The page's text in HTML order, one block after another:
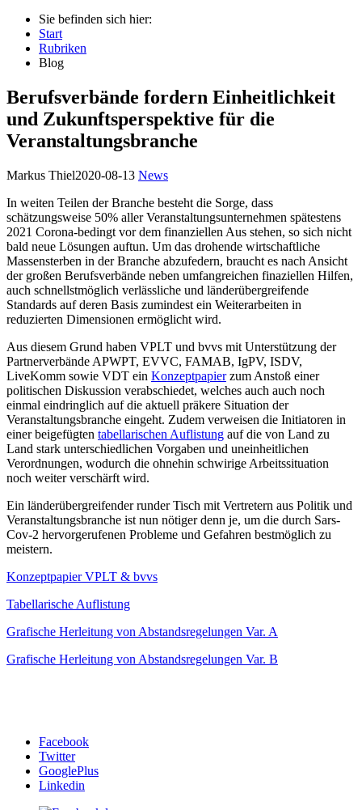
Sie befinden sich hier:
Start
Rubriken
Blog
Berufsverbände fordern Einheitlichkeit
und Zukunftsperspektive für die
Veranstaltungsbranche
Markus Thiel2020-08-13 News
In weiten Teilen der Branche besteht die Sorge, dass
schätzungsweise 50% aller Veranstaltungsunternehmen spätestens
2021 Corona-bedingt vor dem finanziellen Aus stehen, so sich nicht
bald neue Lösungen auftun. Um das drohende wirtschaftliche
Massensterben in der Branche abzufedern, braucht es nach Ansicht
der großen Berufsverbände neben umfangreichen finaziellen Hilfen,
auch schnellstmöglich verlässliche und länderübergreifende
Standards auf deren Basis zumindest ein Weiterarbeiten in
reduzierten Dimensionen ermöglicht wird.
Aus diesem Grund haben VPLT und bvvs mit Unterstützung der
Partnerverbände APWPT, EVVC, FAMAB, IgPV, ISDV,
LiveKomm sowie VDT ein Konzeptpapierzum Anstoß einer
politischen Diskussion verabschiedet, welches auch auch noch
einmal eindringlich auf die aktuell präkere Situation der
Veranstaltungsbranche eingeht. Zudem verweisen die Initiatoren in
einer beigefügten tabellarischen Auflistung auf die von Land zu
Land stark unterschiedlichen Vorgaben und uneinheitlichen
Verordnungen, wodurch die ohnehin schwirige Arbeitssituation
noch weiter verschärft wird.
Ein länderübergreifender runder Tisch mit Vertretern aus Politik und
Veranstaltungsbranche ist nun nötiger denn je, um die durch Sars-
Cov-2 hervorgerufenen Probleme und Gefahren bestmöglich zu
meistern.
Konzeptpapier VPLT & bvvs
Tabellarische Auflistung
Grafische Herleitung von Abstandsregelungen Var. A
Grafische Herleitung von Abstandsregelungen Var. B
Facebook
Twitter
GooglePlus
Linkedin